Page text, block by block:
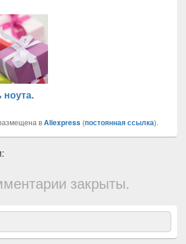
ноута.
вAliexpress (постоянная ссылка).
закрыты.